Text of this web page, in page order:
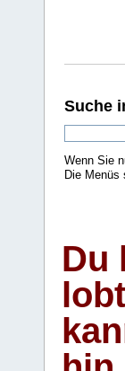
Suche
Wenn Sie
Die Menüs
Du